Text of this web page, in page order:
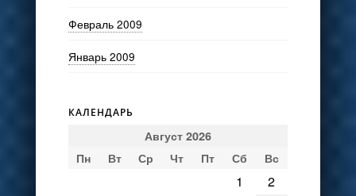
Февраль 2009
Январь 2009
КАЛЕНДАРЬ
Август 2026
Пн
Вт Ср Чт Пт Сб Вс
1
2